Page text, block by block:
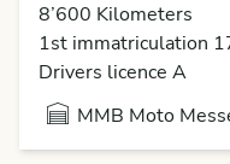
8’600 Kilometers
1st immatriculation
Drivers licence A
MMB Moto